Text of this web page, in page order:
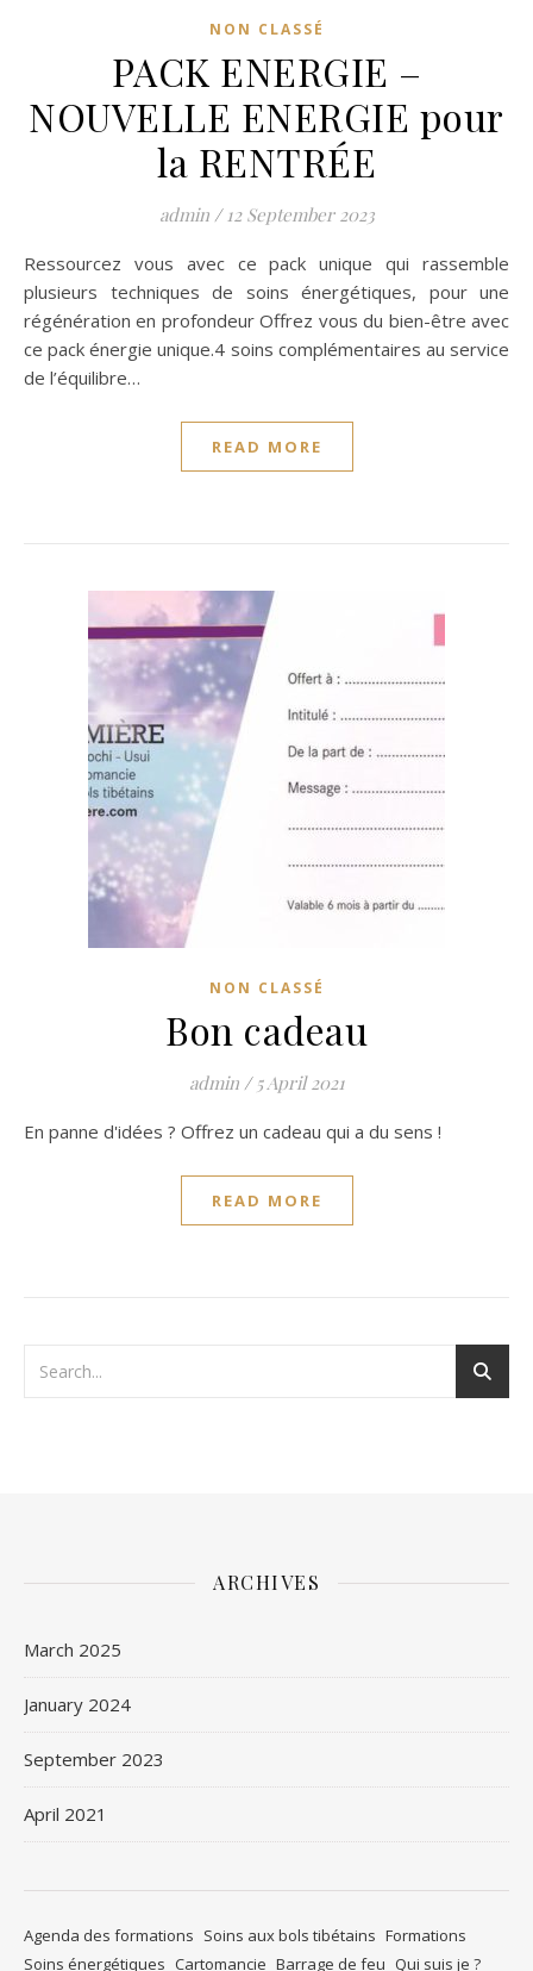
NON CLASSÉ
PACK ENERGIE –
NOUVELLE ENERGIE pour
la RENTRÉE
admin / 12 September 2023
Ressourcez vous avec ce pack unique qui rassemble
plusieurs techniques de soins énergétiques, pour une
régénération en profondeur Offrez vous du bien-être avec
ce pack énergie unique.4 soins complémentaires au service
de l’équilibre…
READ MORE
NON CLASSÉ
Bon cadeau
admin / 5 April 2021
En panne d'idées ? Offrez un cadeau qui a du sens !
READ MORE
ARCHIVES
March 2025
January 2024
September 2023
April 2021
Agenda des formations Soins aux bols tibétains Formations
Soins énergétiques Cartomancie Barrage de feu Qui suis je ?